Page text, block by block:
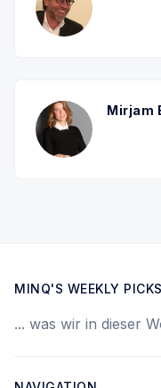
Mirjam
MINQ'S WEEKLY PICKS
... was wir in dieser